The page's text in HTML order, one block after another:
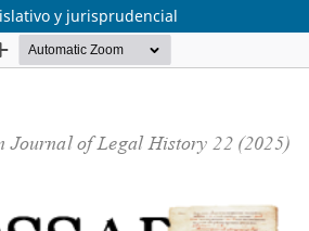
y jurisprudencial